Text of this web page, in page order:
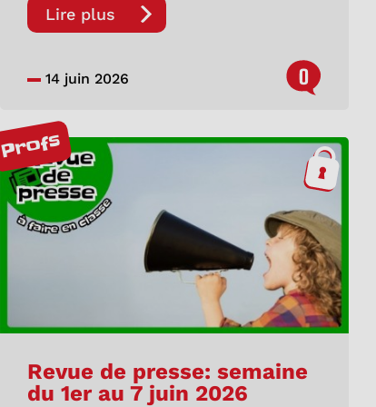
Lire plus
14 juin 2026 0
Profs
Revue de presse: semaine
du 1er au 7 juin 2026